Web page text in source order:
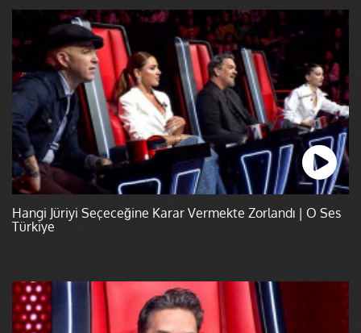
Hangi Jüriyi Seçeceğine Karar Vermekte Zorlandı | O Ses
Türkiye